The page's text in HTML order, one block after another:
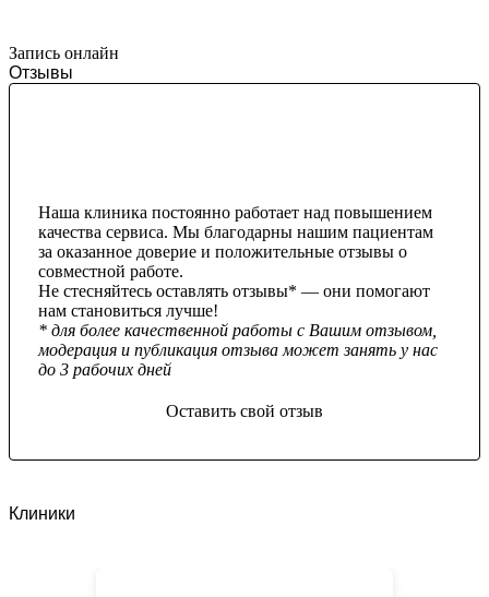
Запись онлайн
Отзывы
Наша клиника постоянно работает над повышением
качества сервиса. Мы благодарны нашим пациентам
за оказанное доверие и положительные отзывы о
совместной работе.
Не стесняйтесь оставлять отзывы* — они помогают
нам становиться лучше!
* для более качественной работы с Вашим отзывом,
модерация и публикация отзыва может занять у нас
до 3 рабочих дней
Оставить свой отзыв
Клиники